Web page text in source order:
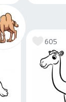
605